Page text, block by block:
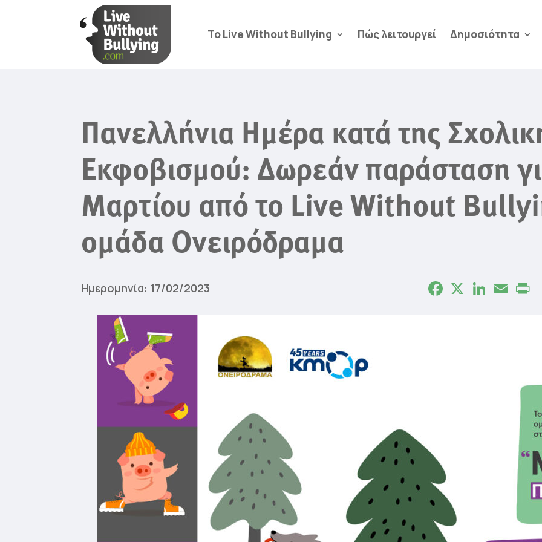
Το Live Without Bullying Πώς λειτουργεί Δημοσιότητα
Πανελλήνια Ημέρα κατά της
Εκφοβισμού: Δωρεάν παράσταση
Μαρτίου από το Live Without
ομάδα Ονειρόδραμα
Ημερομηνία: 17/02/2023 FacebookLinkedIn
Email